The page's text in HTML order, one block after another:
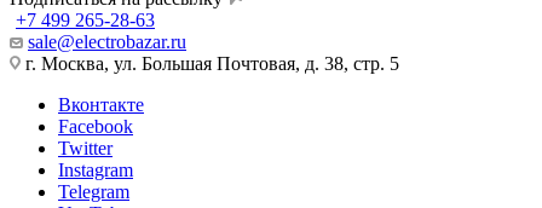
+7 499 265-28-63
sale@electrobazar.ru
г. Москва, ул. Большая Почтовая, д. 38, стр. 5
Вконтакте
Facebook
Twitter
Instagram
Telegram